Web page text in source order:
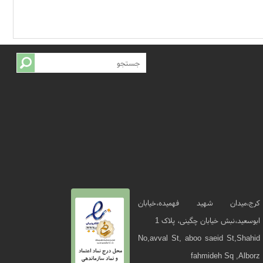
کرج،میدان شهید فهمیده،خیابان
ابوسعید،نبش خیابان چگینی، پلاک 1
No,avval St, aboo saeid St,Shahid
fahmideh Sq ,Alborz